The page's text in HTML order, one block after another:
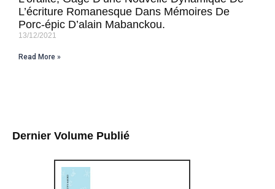
Dernier Volume Publié
L’écriture Romanesque Dans Mémoires De
Porc-épic D’alain Mabanckou.
13/12/2021
Read More »